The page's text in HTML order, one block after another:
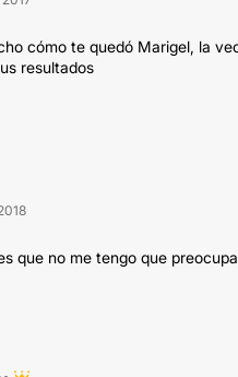
cómo te quedó Marigel, la
resultados
que no me tengo que